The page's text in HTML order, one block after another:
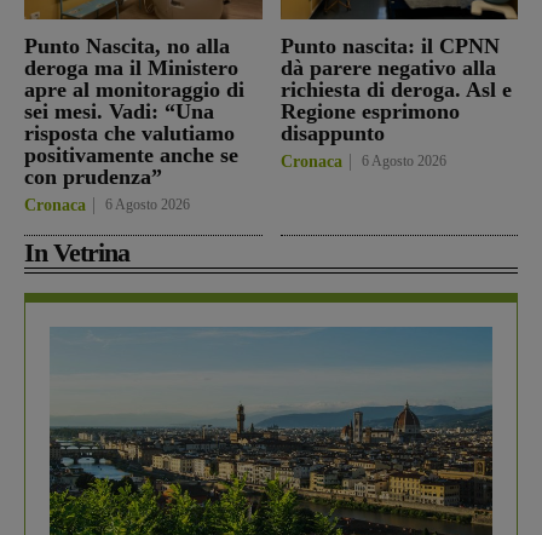
Punto Nascita, no alla
deroga ma il Ministero
apre al monitoraggio di
sei mesi. Vadi: “Una
risposta che valutiamo
positivamente anche se
con prudenza”
Cronaca 6 Agosto 2026
Punto nascita: il CPNN
dà parere negativo alla
richiesta di deroga. Asl e
Regione esprimono
disappunto
Cronaca 6 Agosto 2026
In Vetrina